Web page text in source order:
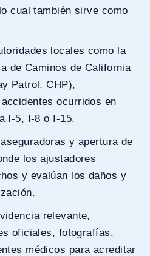
cual también sirve como
de Caminos de California
Patrol, CHP),
ocurridos en
I-5, I-8 o I-15.
los ajustadores
y evalúan los daños y
oficiales, fotografías,
médicos para acreditar